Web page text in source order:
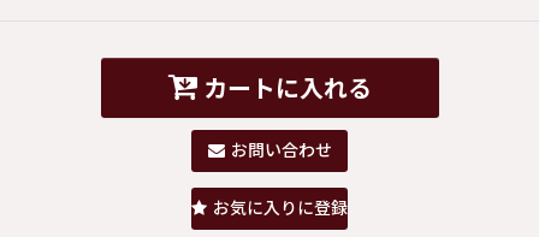
カートに入れる
お問い合わせ
お気に入りに登録